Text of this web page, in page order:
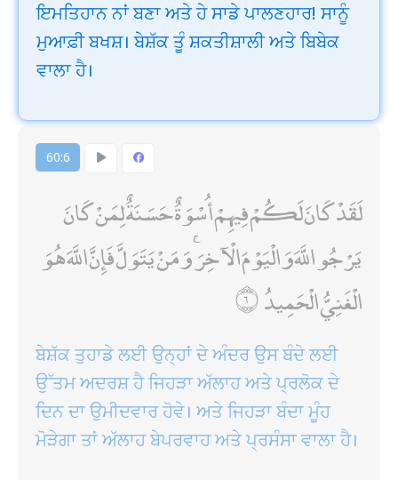
ਇਮਤਿਹਾਨ ਨਾਂ ਬਣਾ ਅਤੇ ਹੇ ਸਾਡੇ ਪਾਲਣਹਾਰ! ਸਾਨੂੰ
ਮੁਆਫ਼ੀ ਬਖਸ਼। ਬੇਸ਼ੱਕ ਤੂੰ ਸ਼ਕਤੀਸ਼ਾਲੀ ਅਤੇ ਬਿਬੇਕ
ਵਾਲਾ ਹੈ।
60:6
لَقَدْ كَانَ لَكُمْ فِيهِمْ أُسْوَةٌ حَسَنَةٌ لِمَنْ كَانَ
يَرْجُو اللَّهَ وَالْيَوْمَ الْآخِرَ ۚ وَمَنْ يَتَوَلَّ فَإِنَّ اللَّهَ هُوَ
الْغَنِيُّ الْحَمِيدُ
ਬੇਸ਼ੱਕ ਤੁਹਾਡੇ ਲਈ ਉਨ੍ਹਾਂ ਦੇ ਅੰਦਰ ਉਸ ਬੰਦੇ ਲਈ
ਉੱਤਮ ਅਦਰਸ਼ ਹੈ ਜਿਹੜਾ ਅੱਲਾਹ ਅਤੇ ਪ੍ਰਲੋਕ ਦੇ
ਦਿਨ ਦਾ ਉਮੀਦਵਾਰ ਹੋਵੇ। ਅਤੇ ਜਿਹੜਾ ਬੰਦਾ ਮੂੰਹ
ਮੋੜੇਗਾ ਤਾਂ ਅੱਲਾਹ ਬੇਪਰਵਾਹ ਅਤੇ ਪ੍ਰਸੰਸਾ ਵਾਲਾ ਹੈ।